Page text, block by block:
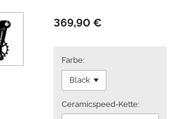
369,90 €
Farbe:
Ceramicspeed-Kette: